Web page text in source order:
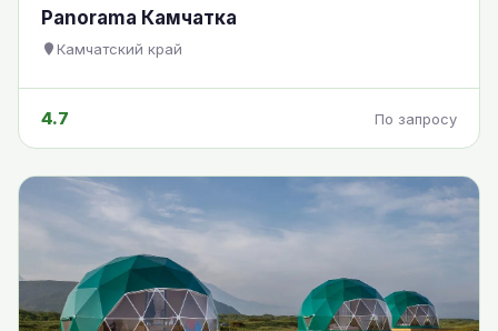
Panorama Камчатка
Камчатский край
4.7 По запросу